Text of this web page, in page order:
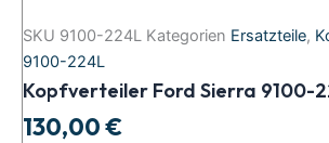
SKU 9100-224L Kategorien Ersatzteile,
9100-224L
Kopfverteiler Ford Sierra 9100-
130,00€